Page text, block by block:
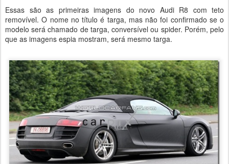
Essas são as primeiras imagens do novo Audi R8 com teto
removível. O nome no título é targa, mas não foi confirmado se o
modelo será chamado de targa, conversível ou spider. Porém, pelo
que as imagens espia mostram, será mesmo targa.